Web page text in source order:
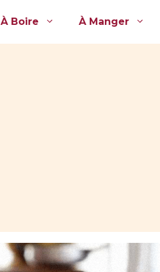
À Boire À Manger